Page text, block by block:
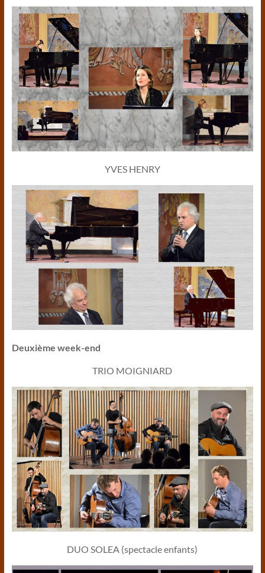
YVES HENRY
Deuxième week-end
TRIO MOIGNIARD
DUO SOLEA (spectacle enfants)